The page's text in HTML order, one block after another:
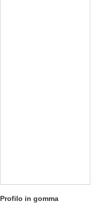
Profilo in gomma